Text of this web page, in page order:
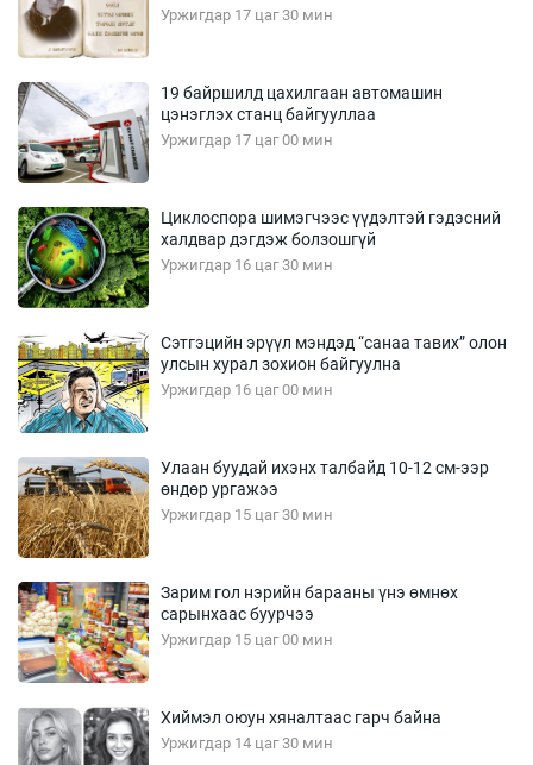
Уржигдар 17 цаг 30 мин
19 байршилд цахилгаан автомашин
цэнэглэх станц байгууллаа
Уржигдар 17 цаг 00 мин
Циклоспора шимэгчээс үүдэлтэй гэдэсний
халдвар дэгдэж болзошгүй
Уржигдар 16 цаг 30 мин
Сэтгэцийн эрүүл мэндэд “санаа тавих” олон
улсын хурал зохион байгуулна
Уржигдар 16 цаг 00 мин
Улаан буудай ихэнх талбайд 10-12 см-ээр
өндөр ургажээ
Уржигдар 15 цаг 30 мин
Зарим гол нэрийн барааны үнэ өмнөх
сарынхаас буурчээ
Уржигдар 15 цаг 00 мин
Хиймэл оюун хяналтаас гарч байна
Уржигдар 14 цаг 30 мин